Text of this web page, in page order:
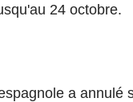
24 octobre.
a annulé